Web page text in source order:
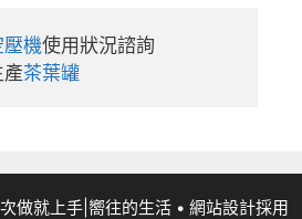
壓機使用狀況諮詢
茶葉罐
做就上手|嚮往的生活• 網站設計採用